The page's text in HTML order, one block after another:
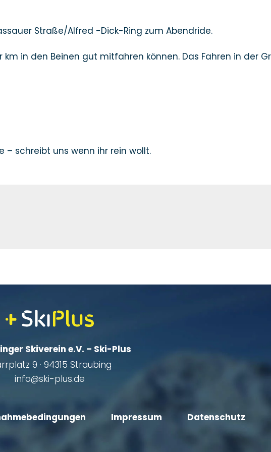
Straße/Alfred -Dick-Ring zum Abendride.
in den Beinen gut mitfahren können. Das Fahren in der
– schreibt uns wenn ihr rein wollt.
Skiverein e.V. – Ski-Plus
9 · 94315 Straubing
info@ski-plus.de
Impressum Datenschutz